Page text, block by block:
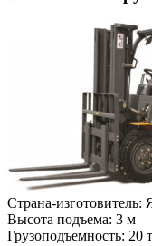
Страна-изготовитель:
Высота подъема: 3 м
Грузоподъемность: 20 т